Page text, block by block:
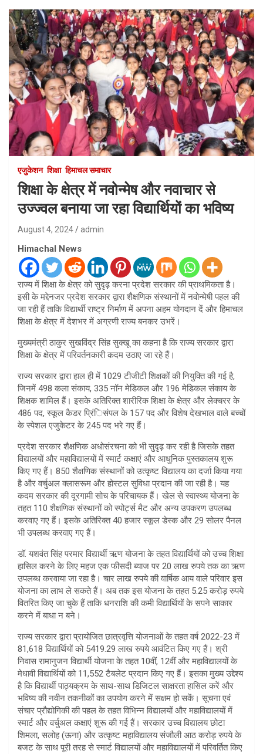
एजुकेशन शिक्षा हिमाचल समाचार
शिक्षा के क्षेत्र में नवोन्मेष और नवाचार से
उज्ज्वल बनाया जा रहा विद्यार्थियों का भविष्य
August 4, 2024 admin
Himachal News
राज्य में शिक्षा के क्षेत्र को सुदृढ़ करना प्रदेश सरकार की प्राथमिकता है।
इसी के मद्देनजर प्रदेश सरकार द्वारा शैक्षणिक संस्थानों में नवोन्मेषी पहल की
जा रही हैं ताकि विद्यार्थी राष्ट्र निर्माण में अपना अहम योगदान दें और हिमाचल
शिक्षा के क्षेत्र में देशभर में अग्रणी राज्य बनकर उभरें।
मुख्यमंत्री ठाकुर सुखविंद्र सिंह सुक्खू का कहना है कि राज्य सरकार द्वारा
शिक्षा के क्षेत्र में परिवर्तनकारी कदम उठाए जा रहे हैं।
राज्य सरकार द्वारा हाल ही में 1029 टीजीटी शिक्षकों की नियुक्ति की गई है,
जिनमें 498 कला संकाय, 335 नॉन मेडिकल और 196 मेडिकल संकाय के
शिक्षक शामिल हैं। इसके अतिरिक्त शारीरिक शिक्षा के क्षेत्र और लेक्चरर के
486 पद, स्कूल कैडर प्रिंिसंपल के 157 पद और विशेष देखभाल वाले बच्चों
के स्पेशल एजुकेटर के 245 पद भरे गए हैं।
प्रदेश सरकार शैक्षणिक अधोसंरचना को भी सुदृढ़ कर रही है जिसके तहत
विद्यालयों और महाविद्यालयों में स्मार्ट कक्षाएं और आधुनिक पुस्तकालय शुरू
किए गए हैं। 850 शैक्षणिक संस्थानों को उत्कृष्ट विद्यालय का दर्जा किया गया
है और वर्चुअल क्लासरूम और होस्टल सुविधा प्रदान की जा रही है। यह
कदम सरकार की दूरगामी सोच के परिचायक हैं। खेल से स्वास्थ्य योजना के
तहत 110 शैक्षणिक संस्थानों को स्पोर्ट्स मैट और अन्य उपकरण उपलब्ध
करवाए गए हैं। इसके अतिरिक्त 40 हजार स्कूल डेस्क और 29 सोलर पैनल
भी उपलब्ध करवाए गए हैं।
डॉ. यशवंत सिंह परमार विद्यार्थी ऋण योजना के तहत विद्यार्थियों को उच्च शिक्षा
हासिल करने के लिए महज एक फीसदी ब्याज पर 20 लाख रुपये तक का ऋण
उपलब्ध करवाया जा रहा है। चार लाख रुपये की वार्षिक आय वाले परिवार इस
योजना का लाभ ले सकते हैं। अब तक इस योजना के तहत 5.25 करोड़ रुपये
वितरित किए जा चुके हैं ताकि धनराशि की कमी विद्यार्थियों के सपने साकार
करने में बाधा न बने।
राज्य सरकार द्वारा प्रायोजित छात्रवृत्ति योजनाओं के तहत वर्ष 2022-23 में
81,618 विद्यार्थियों को 5419.29 लाख रुपये आवंटित किए गए हैं। श्री
निवास रामानुजन विद्यार्थी योजना के तहत 10वीं, 12वीं और महाविद्यालयों के
मेधावी विद्यार्थियों को 11,552 टैबलेट प्रदान किए गए हैं। इसका मुख्य उद्देश्य
है कि विद्यार्थी पाठ्यक्रम के साथ-साथ डिजिटल साक्षरता हासिल करें और
भविष्य की नवीन तकनीकों का उपयोग करने में सक्षम हो सकें। सूचना एवं
संचार प्रौद्योगिकी की पहल के तहत विभिन्न विद्यालयों और महाविद्यालयों में
स्मार्ट और वर्चुअल कक्षाएं शुरू की गई हैं। सरकार उच्च विद्यालय छोटा
शिमला, सलोह (ऊना) और उत्कृष्ट महाविद्यालय संजौली आठ करोड़ रुपये के
बजट के साथ पूरी तरह से स्मार्ट विद्यालयों और महाविद्यालयों में परिवर्तित किए